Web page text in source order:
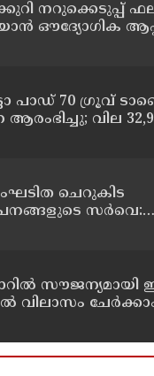
നറുക്കെടുപ്പ്
ഔദ്യോഗിക
പാഡ് 70 ഗ്രൂവ്
ആരംഭിച്ചു; വില
ചെറുകിട
സർവെ:
സൗജന്യമായി
വിലാസം